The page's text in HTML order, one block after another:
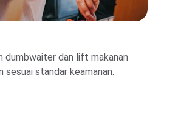
dumbwaiter dan lift makanan
sesuai standar keamanan.